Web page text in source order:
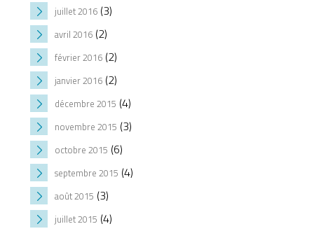
juillet 2016(3)
avril 2016(2)
février 2016(2)
janvier 2016(2)
décembre 2015 (4)
novembre 2015 (3)
octobre 2015 (6)
septembre 2015 (4)
août 2015 (3)
juillet 2015 (4)